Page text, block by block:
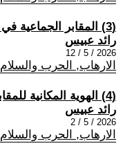
(3) المقابر الجماعية في العراق حدادٌ لم يكتملْ بعد!
رائد عبيس
2026 / 5 / 12
الارهاب, الحرب والسلام
(4) الهوية المكانية للمقابر الجماعية
رائد عبيس
2026 / 5 / 2
الارهاب, الحرب والسلام